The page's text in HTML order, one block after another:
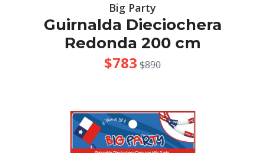
Big Party
Guirnalda Dieciochera
Redonda 200 cm
$783 $890